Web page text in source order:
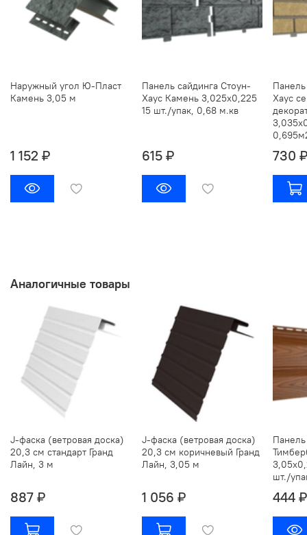
Наружный угол Ю-Пласт
Камень 3,05 м
1 152 ₽
Панель сайдинга Стоун-
Хаус Камень 3,025х0,225
15 шт./упак, 0,68 м.кв
615 ₽
Хаус
730 ₽
Аналогичные товары
J-фаска (ветровая доска)
20,3 см стандарт Гранд
Лайн, 3 м
887 ₽
J-фаска (ветровая доска)
20,3 см коричневый Гранд
Лайн, 3,05 м
1 056 ₽
шт./
444 ₽